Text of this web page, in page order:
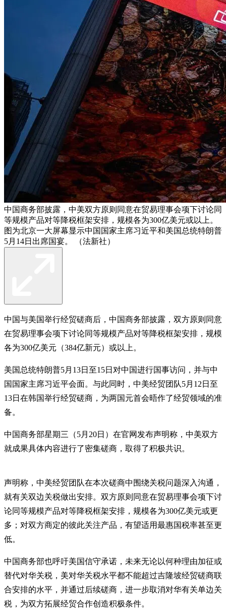
中国商务部披露，中美双方原则同意在贸易理事会项下讨论同
等规模产品对等降税框架安排，规模各为300亿美元或以上。
图为北京一大屏幕显示中国国家主席习近平和美国总统特朗普
5月14日出席国宴。 （法新社）
中国与美国举行经贸磋商后，中国商务部披露，双方原则同意
在贸易理事会项下讨论同等规模产品对等降税框架安排，规模
各为300亿美元（384亿新元）或以上。
美国总统特朗普5月13日至15日对中国进行国事访问，并与中
国国家主席习近平会面。与此同时，中美经贸团队5月12日至
13日在韩国举行经贸磋商，为两国元首会晤作了经贸领域的准
备。
中国商务部星期三（5月20日）在官网发布声明称，中美双方
就成果具体内容进行了密集磋商，取得了积极共识。
声明称，中美经贸团队在本次磋商中围绕关税问题深入沟通，
就有关双边关税做出安排。双方原则同意在贸易理事会项下讨
论同等规模产品对等降税框架安排，规模各为300亿美元或更
多；对双方商定的彼此关注产品，有望适用最惠国税率甚至更
低。
中国商务部也呼吁美国信守承诺，未来无论以何种理由加征或
替代对华关税，美对华关税水平都不能超过吉隆坡经贸磋商联
合安排的水平，并通过后续磋商，进一步取消对华有关单边关
税，为双方拓展经贸合作创造积极条件。